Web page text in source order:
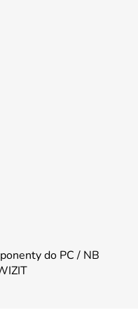
do PC / NB